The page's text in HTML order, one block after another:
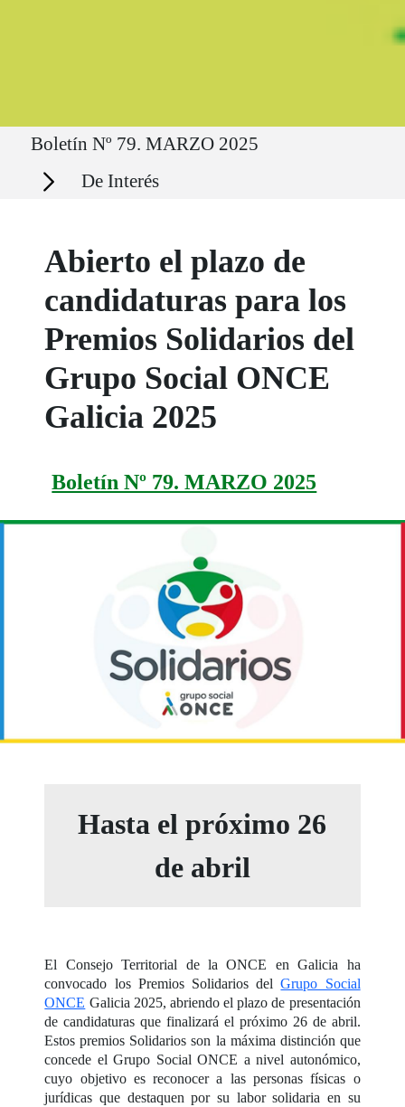
Ruta del sitio
Boletín Nº 79. MARZO 2025
Secciones De Interés
Abierto el plazo de
candidaturas para los
Premios Solidarios del
Grupo Social ONCE
Galicia 2025
Boletín Nº 79. MARZO 2025
Hasta el próximo 26
de abril
El Consejo Territorial de la ONCE en Galicia ha
convocado los Premios Solidarios delGrupo Social
ONCE Galicia 2025, abriendo el plazo de presentación
de candidaturas que finalizará el próximo 26 de abril.
Estos premios Solidarios son la máxima distinción que
concede el Grupo Social ONCE a nivel autonómico,
cuyo objetivo es reconocer a las personas físicas o
jurídicas que destaquen por su labor solidaria en su